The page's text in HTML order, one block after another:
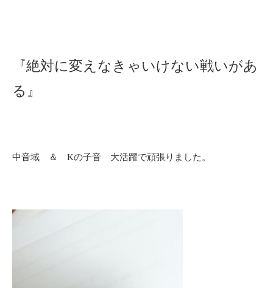
『絶対に変えなきゃいけない戦いがあ
る』
中音域 ＆ Kの子音 大活躍で頑張りました。